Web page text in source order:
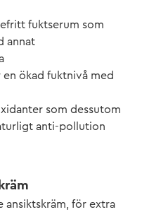
fuktserum som
annat
ökad fuktnivå med
som dessutom
anti-pollution
ansiktskräm, för extra